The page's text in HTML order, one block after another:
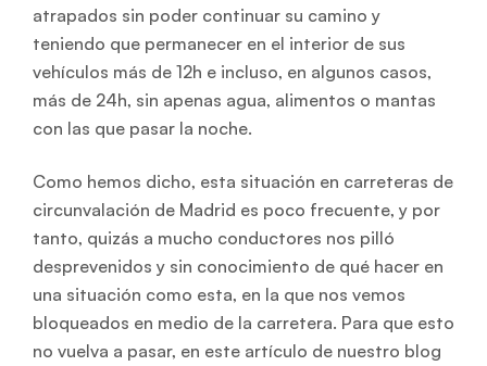
atrapados sin poder continuar su camino y
teniendo que permanecer en el interior de sus
vehículos más de 12h e incluso, en algunos casos,
más de 24h, sin apenas agua, alimentos o mantas
con las que pasar la noche.
Como hemos dicho, esta situación en carreteras de
circunvalación de Madrid es poco frecuente, y por
tanto, quizás a mucho conductores nos pilló
desprevenidos y sin conocimiento de qué hacer en
una situación como esta, en la que nos vemos
bloqueados en medio de la carretera. Para que esto
no vuelva a pasar, en este artículo de nuestro blog